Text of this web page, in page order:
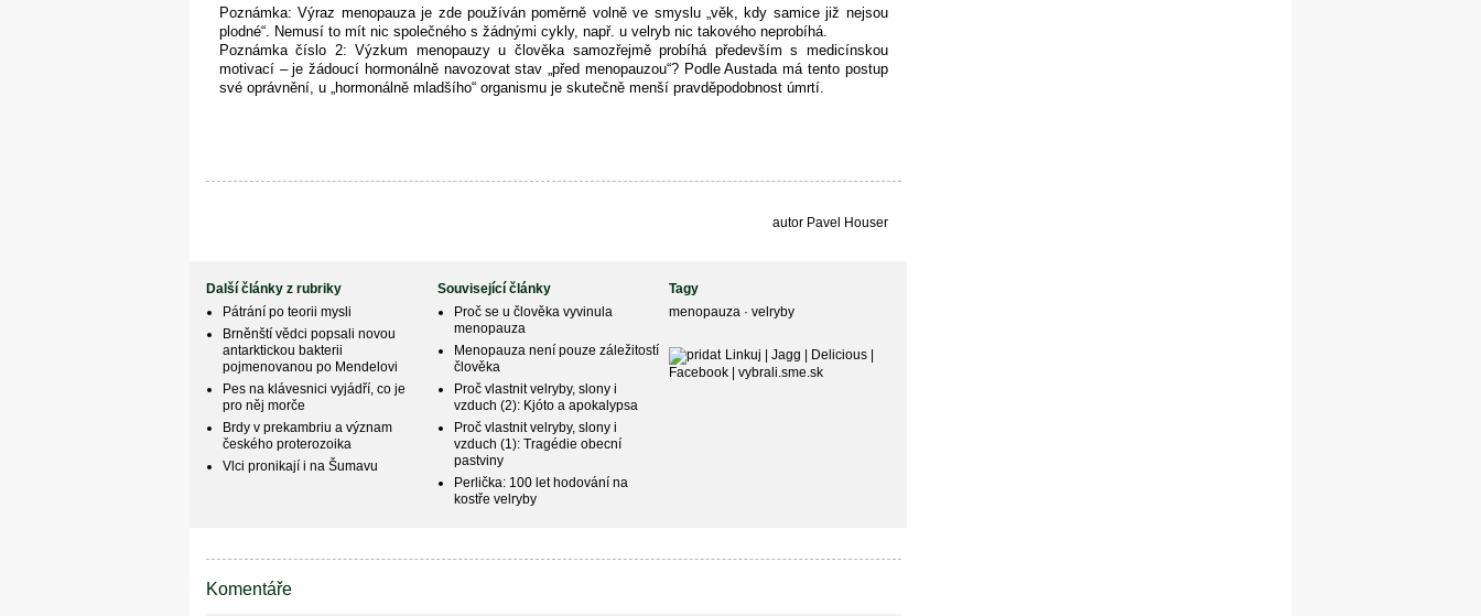
Poznámka: Výraz menopauza je zde používán poměrně volně ve smyslu „věk, kdy samice již nejsou
plodné“. Nemusí to mít nic společného s žádnými cykly, např. u velryb nic takového neprobíhá.
Poznámka číslo 2: Výzkum menopauzy u člověka samozřejmě probíhá především s medicínskou
motivací – je žádoucí hormonálně navozovat stav „před menopauzou“? Podle Austada má tento postup
své oprávnění, u „hormonálně mladšího“ organismu je skutečně menší pravděpodobnost úmrtí.
autor Pavel Houser
Další články z rubriky
Pátrání po teorii mysli
Brněnští vědci popsali novou
antarktickou bakterii
pojmenovanou po Mendelovi
Pes na klávesnici vyjádří, co je
pro něj morče
Brdy v prekambriu a význam
českého proterozoika
Vlci pronikají i na Šumavu
Související články
Proč se u člověka vyvinula
menopauza
Menopauza není pouze záležitostí
člověka
Proč vlastnit velryby, slony i
vzduch (2): Kjóto a apokalypsa
Proč vlastnit velryby, slony i
vzduch (1): Tragédie obecní
pastviny
Perlička: 100 let hodování na
kostře velryby
Tagy
menopauza ·velryby
Linkuj Jagg Delicious|
Facebook |vybrali.sme.sk
Komentáře